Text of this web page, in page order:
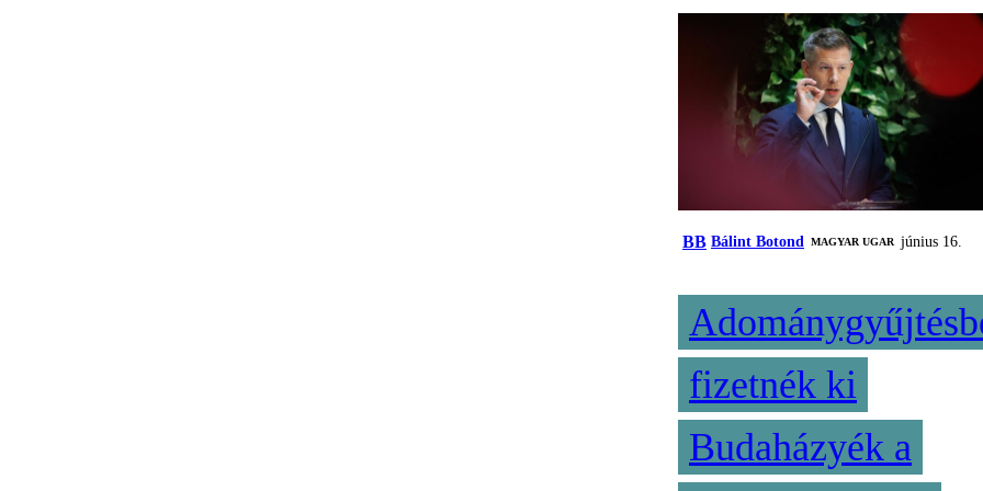
BB Bálint Botond MAGYAR UGAR június 16.
fizetnék ki
Budaházyék a